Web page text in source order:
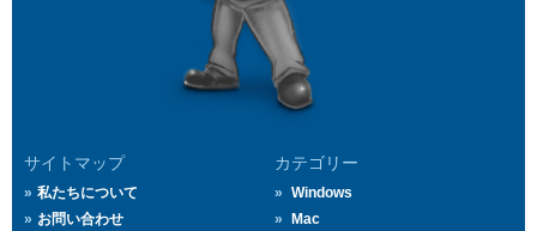
サイトマップ
私たちについて
お問い合わせ
カテゴリー
Windows
Mac